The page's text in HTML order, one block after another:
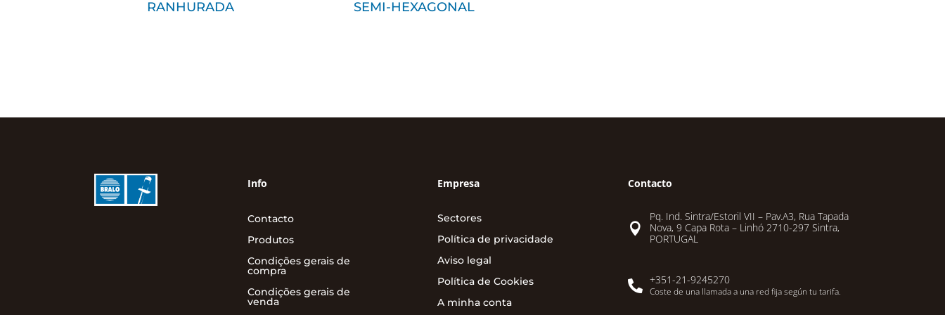
RANHURADA SEMI-HEXAGONAL
Info
Contacto
Produtos
Condições gerais de
compra
Condições gerais de
venda
Empresa
Sectores
Política de privacidade
Aviso legal
Política de Cookies
A minha conta
Contacto

Pq. Ind. Sintra/Estoril VII – Pav.A3, Rua Tapada
Nova, 9 Capa Rota – Linhó 2710-297 Sintra,
PORTUGAL
 +351-21-9245270
Coste de una llamada a una red fija según tu tarifa.